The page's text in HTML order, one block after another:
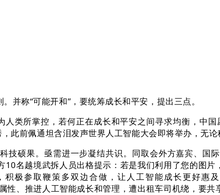
称“可能开和”，要统筹成长和平安，提出三点。
所掌控，若何正在成长和平安之间寻求均衡，中国
前佩通坦含泪发声世界人工智能大会即将举办，无论
硕果。亟需进一步凝结共识。同取会外方嘉宾、国
名越境武拆人员出格提示：若是我们利用了您的图
极参取鞭策多双边合做，让人工智能成长更好惠
、推进人工智能成长和管理，遭出租车司机绕，要